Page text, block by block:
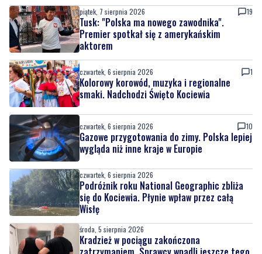
piątek, 7 sierpnia 2026 19
Tusk: "Polska ma nowego zawodnika".
Premier spotkał się z amerykańskim
aktorem
czwartek, 6 sierpnia 2026 1
Kolorowy korowód, muzyka i regionalne
smaki. Nadchodzi Święto Kociewia
czwartek, 6 sierpnia 2026 10
Gazowe przygotowania do zimy. Polska lepiej
wygląda niż inne kraje w Europie
czwartek, 6 sierpnia 2026
Podróżnik roku National Geographic zbliża
się do Kociewia. Płynie wpław przez całą
Wisłę
środa, 5 sierpnia 2026
Kradzież w pociągu zakończona